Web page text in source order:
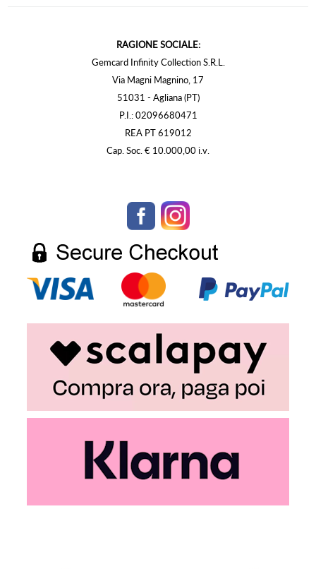
RAGIONE SOCIALE:
Gemcard Infinity Collection S.R.L.
Via Magni Magnino, 17
51031 - Agliana (PT)
P.I.: 02096680471
REA PT 619012
Cap. Soc. € 10.000,00 i.v.